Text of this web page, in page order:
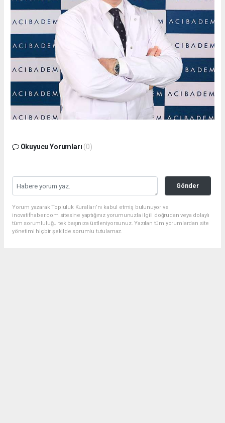
Okuyucu Yorumları (0)
Gönder
Yorum yazarak Topluluk Kuralları’nı kabul etmiş bulunuyor ve
inovatifhaber.com sitesine yaptığınız yorumunuzla ilgili doğrudan veya dolaylı
tüm sorumluluğu tek başınıza üstleniyorsunuz. Yazılan tüm yorumlardan site
yönetimi hiçbir şekilde sorumlu tutulamaz.